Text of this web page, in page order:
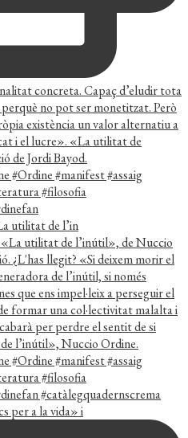
utilitat de l’in
per a la vida» i